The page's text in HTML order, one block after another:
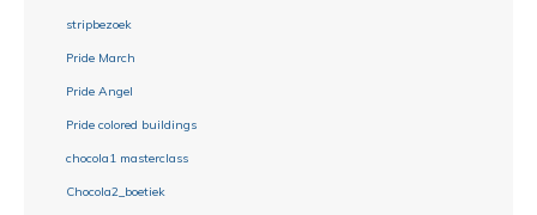
stripbezoek
Pride March
Pride Angel
Pride colored buildings
chocola1 masterclass
Chocola2_boetiek